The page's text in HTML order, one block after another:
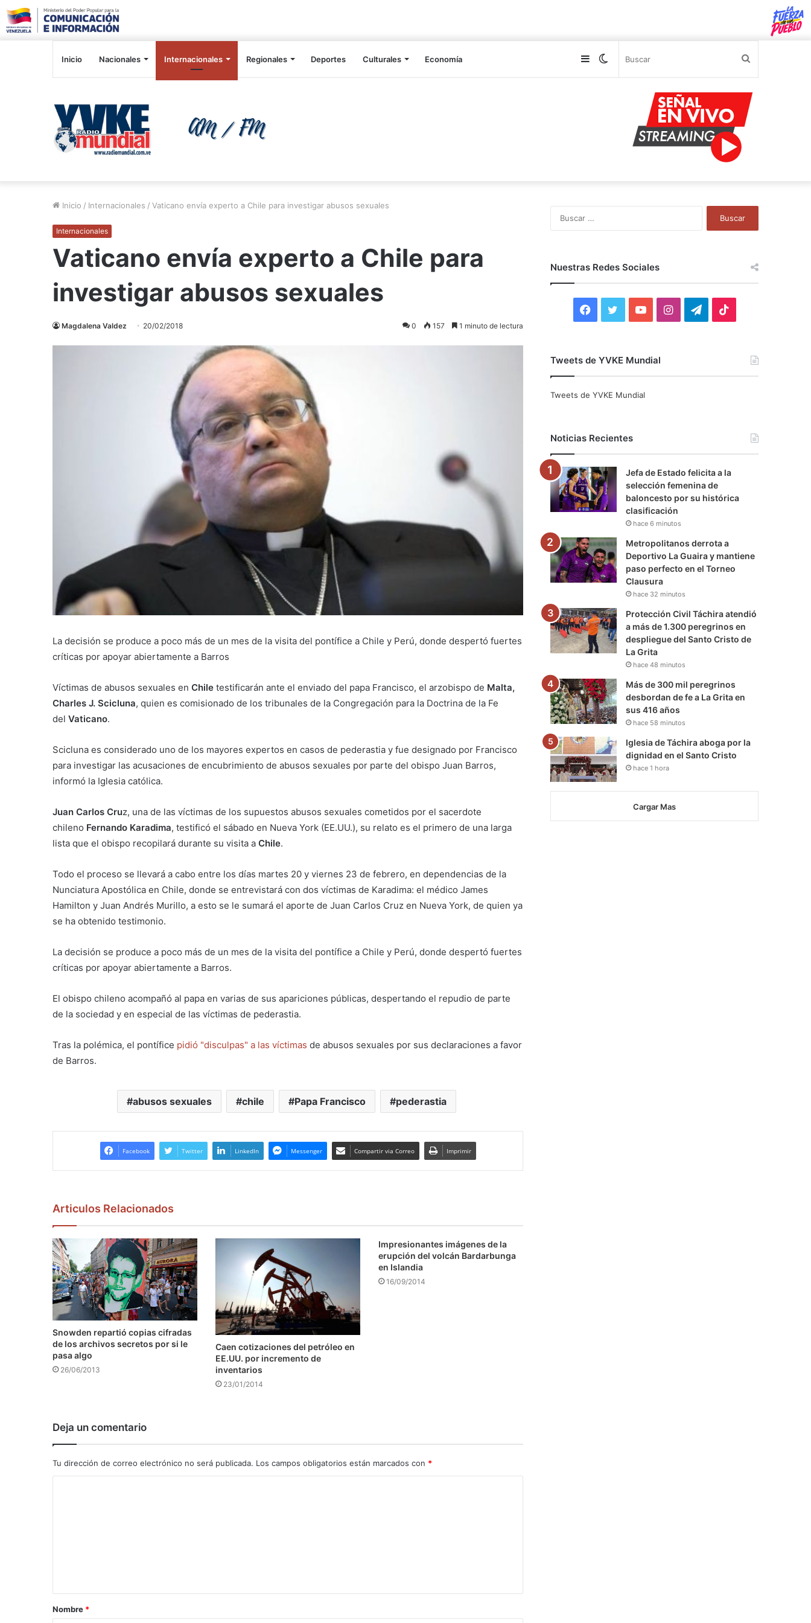
Inicio Nacionales Internacionales Regionales Deportes Culturales Economía Switch
Sidebar
Inicio / Internacionales / Vaticano envía experto a Chile para investigar abusos sexuales
Internacionales
Vaticano envía experto a Chile para
investigar abusos sexuales
Magdalena Valdez 20/02/2018 0 157 1 minuto de lectura
La decisión se produce a poco más de un mes de la visita del pontífice a Chile y Perú, donde despertó fuertes
críticas por apoyar abiertamente a Barros
Víctimas de abusos sexuales en Chile testificarán ante el enviado del papa Francisco, el arzobispo de Malta,
Charles J. Scicluna, quien es comisionado de los tribunales de la Congregación para la Doctrina de la Fe
del Vaticano.
Scicluna es considerado uno de los mayores expertos en casos de pederastia y fue designado por Francisco
para investigar las acusaciones de encubrimiento de abusos sexuales por parte del obispo Juan Barros,
informó la Iglesia católica.
Juan Carlos Cruz, una de las víctimas de los supuestos abusos sexuales cometidos por el sacerdote
chileno Fernando Karadima, testificó el sábado en Nueva York (EE.UU.), su relato es el primero de una larga
lista que el obispo recopilará durante su visita a Chile.
Todo el proceso se llevará a cabo entre los días martes 20 y viernes 23 de febrero, en dependencias de la
Nunciatura Apostólica en Chile, donde se entrevistará con dos víctimas de Karadima: el médico James
Hamilton y Juan Andrés Murillo, a esto se le sumará el aporte de Juan Carlos Cruz en Nueva York, de quien ya
se ha obtenido testimonio.
La decisión se produce a poco más de un mes de la visita del pontífice a Chile y Perú, donde despertó fuertes
críticas por apoyar abiertamente a Barros.
El obispo chileno acompañó al papa en varias de sus apariciones públicas, despertando el repudio de parte
de la sociedad y en especial de las víctimas de pederastia.
Tras la polémica, el pontífice pidió "disculpas" a las víctimas de abusos sexuales por sus declaraciones a favor
de Barros.
abusos sexuales chile Papa Francisco pederastia
Facebook Twitter LinkedIn Messenger Compartir via Correo Imprimir
Articulos Relacionados
Snowden repartió copias cifradas
de los archivos secretos por si le
pasa algo
26/06/2013
Caen cotizaciones del petróleo en
EE.UU. por incremento de
inventarios
23/01/2014
Impresionantes imágenes de la
erupción del volcán Bardarbunga
en Islandia
16/09/2014
Deja un comentario
Tu dirección de correo electrónico no será publicada. Los campos obligatorios están marcados con *
a
r
Nombre *
Nuestras Redes Sociales
F
c
o
k
i
r
Y
u
e
I
r
a
m
T
a
m
Tweets de YVKE Mundial
Tweets de YVKE Mundial
Noticias Recientes
Jefa de Estado felicita a la
selección femenina de
baloncesto por su histórica
clasificación
hace 6 minutos
Metropolitanos derrota a
Deportivo La Guaira y mantiene
paso perfecto en el Torneo
Clausura
hace 32 minutos
Protección Civil Táchira atendió
a más de 1.300 peregrinos en
despliegue del Santo Cristo de
La Grita
hace 48 minutos
Más de 300 mil peregrinos
desbordan de fe a La Grita en
sus 416 años
hace 58 minutos
Iglesia de Táchira aboga por la
dignidad en el Santo Cristo
hace 1 hora
Cargar Mas